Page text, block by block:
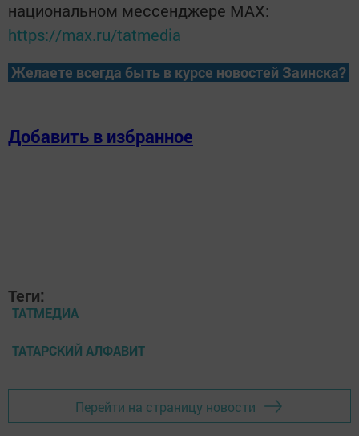
национальном мессенджере MАХ:
https://max.ru/tatmedia
Желаете всегда быть в курсе новостей Заинска?
Добавить в избранное
Теги:
ТАТМЕДИА
ТАТАРСКИЙ АЛФАВИТ
Перейти на страницу новости